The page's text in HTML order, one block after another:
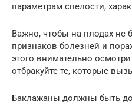
параметрам спелости,
Важно, чтобы на плодах не
признаков болезней и
этого внимательно
отбракуйте те, которые
Баклажаны должны быть